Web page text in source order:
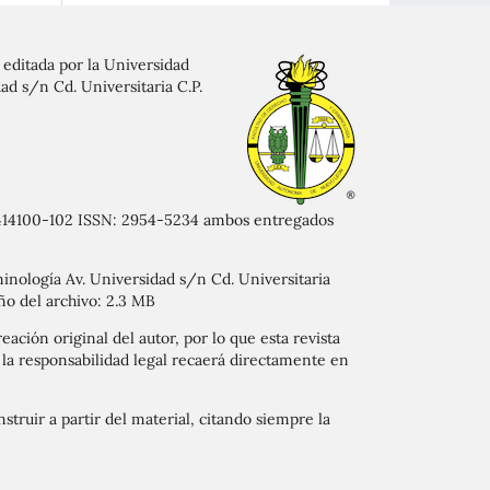
por la Universidad
s/n Cd. Universitaria C.P.
102 ISSN: 2954-5234 ambos entregados
Av. Universidad s/n Cd. Universitaria
del archivo: 2.3 MB
original del autor, por lo que esta revista
responsabilidad legal recaerá directamente en
a partir del material, citando siempre la